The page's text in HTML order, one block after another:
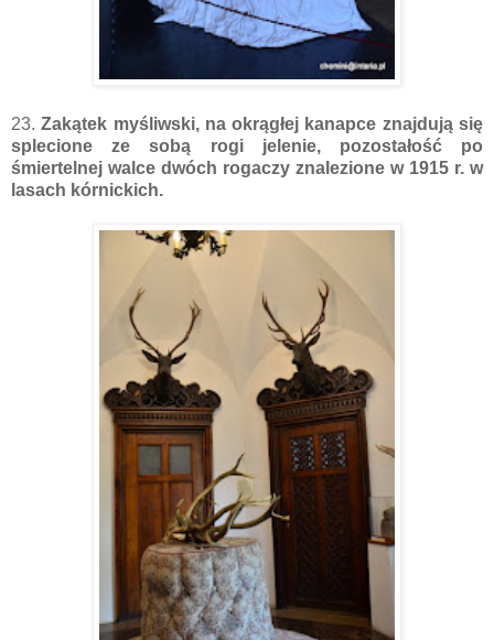
23.Zakątek myśliwski, na okrągłej kanapce znajdują się
splecione ze sobą rogi jelenie, pozostałość po
śmiertelnej walce dwóch rogaczy znalezione w 1915 r. w
lasach kórnickich.